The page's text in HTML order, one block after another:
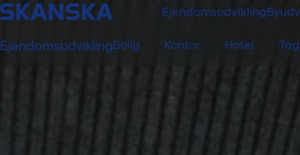
Ejendomsudvikling
EjendomsudviklingBolig Kontor Hotel